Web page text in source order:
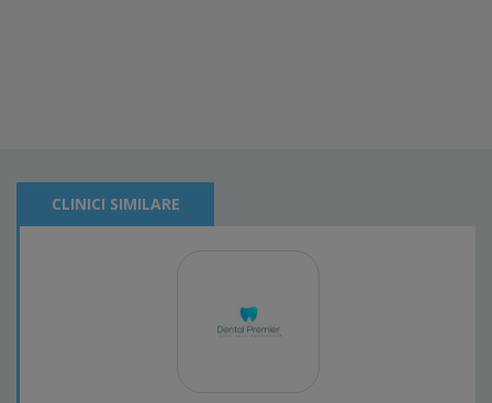
CLINICI SIMILARE